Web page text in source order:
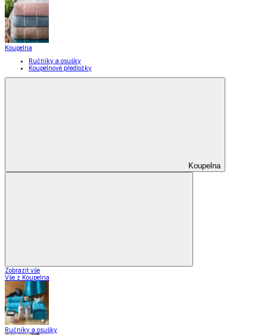
Koupelna
Ručníky a osušky
Koupelnové předložky
Koupelna
Zobrazit vše
Vše z Koupelna
Ručníky a osušky